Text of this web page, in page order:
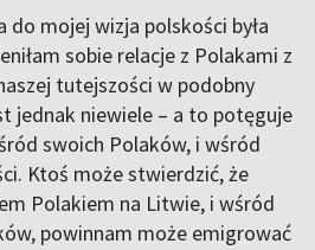
do mojej wizja polskości była
sobie relacje z Polakami z
tutejszości w podobny
jednak niewiele – a to potęguje
swoich Polaków, i wśród
Ktoś może stwierdzić, że
Polakiem na Litwie, i wśród
powinnam może emigrować